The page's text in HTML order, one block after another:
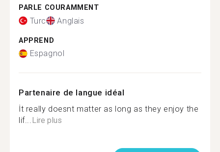
PARLE COURAMMENT
Turc Anglais
APPREND
Espagnol
Partenaire de langue idéal
İt really doesnt matter as long as they enjoy the
lif...Lire plus